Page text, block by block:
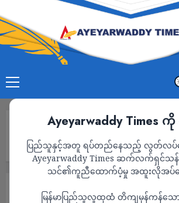
Ayeyarwaddy Times
ပြည်သူနှင့်အတူ ရပ်တည်နေသည့် လွတ်လပ်သ
Ayeyarwaddy Times ဆက်လက်ရှင်သ
သင်၏ကူညီထောက်ပံ့မှု အထူးလိုအပ်န
မြန်မာပြည်သူလူထုထံ တိကျမှန်ကန်သော
သုံးနှုန်းခေါ်ဆို
နိုင်ငံတကာ သတင်း